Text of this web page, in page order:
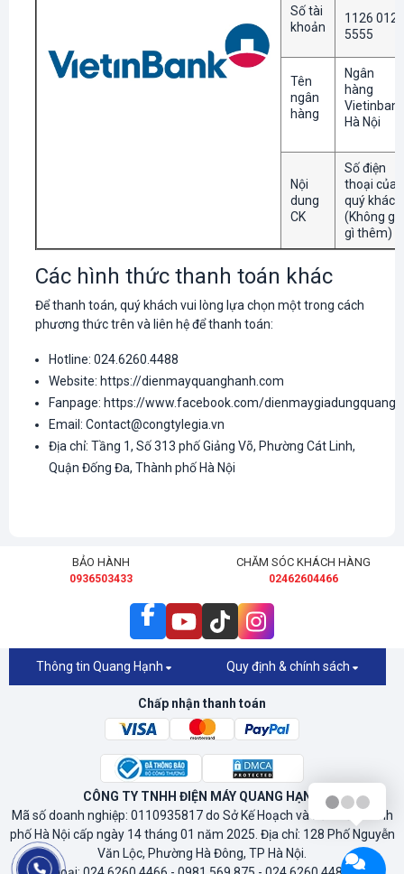
Số tài
khoản
1126 0120
5555
Tên
ngân
hàng
Ngân
hàng
Vietinbank
Hà Nội
Nội
dung
CK
Số điện
thoại của
quý khách
(Không ghi
gì thêm)
Các hình thức thanh toán khác
Để thanh toán, quý khách vui lòng lựa chọn một trong cách
phương thức trên và liên hệ để thanh toán:
Hotline: 024.6260.4488
Website: https://dienmayquanghanh.com
Fanpage: https://www.facebook.com/
Email: Contact@congtylegia.vn
Địa chỉ: Tầng 1, Số 313 phố Giảng Võ, Phường Cát Linh,
Quận Đống Đa, Thành phố Hà Nội
BẢO HÀNH
0936503433
CHĂM SÓC KHÁCH HÀNG
02462604466
Thông tin Quang Hạnh Quy định & chính sách
Chấp nhận thanh toán
CÔNG TY TNHH ĐIỆN MÁY QUANG HẠNH
Mã số doanh nghiệp: 0110935817 do Sở Kế Hoạch và Đầu Tư Thành
phố Hà Nội cấp ngày 14 tháng 01 năm 2025. Địa chỉ: 128 Phố Nguyễn
Văn Lộc, Phường Hà Đông, TP Hà Nội.